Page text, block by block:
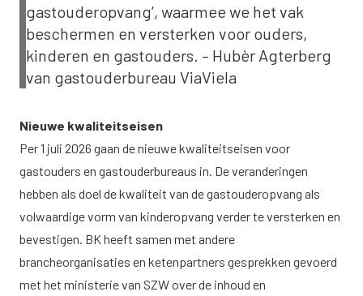
gastouderopvang’, waarmee we het vak
beschermen en versterken voor ouders,
kinderen en gastouders. – Hubèr Agterberg
van gastouderbureau ViaViela
Nieuwe kwaliteitseisen
Per 1 juli 2026 gaan de nieuwe kwaliteitseisen voor
gastouders en gastouderbureaus in. De veranderingen
hebben als doel de kwaliteit van de gastouderopvang als
volwaardige vorm van kinderopvang verder te versterken en
bevestigen. BK heeft samen met andere
brancheorganisaties en ketenpartners gesprekken gevoerd
met het ministerie van SZW over de inhoud en